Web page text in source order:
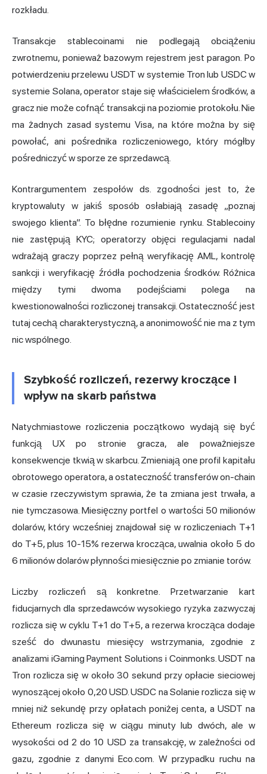
rozkładu.
Transakcje stablecoinami nie podlegają obciążeniu
zwrotnemu, ponieważ bazowym rejestrem jest paragon. Po
potwierdzeniu przelewu USDT w systemie Tron lub USDC w
systemie Solana, operator staje się właścicielem środków, a
gracz nie może cofnąć transakcji na poziomie protokołu. Nie
ma żadnych zasad systemu Visa, na które można by się
powołać, ani pośrednika rozliczeniowego, który mógłby
pośredniczyć w sporze ze sprzedawcą.
Kontrargumentem zespołów ds. zgodności jest to, że
kryptowaluty w jakiś sposób osłabiają zasadę „poznaj
swojego klienta”. To błędne rozumienie rynku. Stablecoiny
nie zastępują KYC; operatorzy objęci regulacjami nadal
wdrażają graczy poprzez pełną weryfikację AML, kontrolę
sankcji i weryfikację źródła pochodzenia środków. Różnica
między tymi dwoma podejściami polega na
kwestionowalności rozliczonej transakcji. Ostateczność jest
tutaj cechą charakterystyczną, a anonimowość nie ma z tym
nic wspólnego.
Szybkość rozliczeń, rezerwy kroczące i
wpływ na skarb państwa
Natychmiastowe rozliczenia początkowo wydają się być
funkcją UX po stronie gracza, ale poważniejsze
konsekwencje tkwią w skarbcu. Zmieniają one profil kapitału
obrotowego operatora, a ostateczność transferów on-chain
w czasie rzeczywistym sprawia, że ta zmiana jest trwała, a
nie tymczasowa. Miesięczny portfel o wartości 50 milionów
dolarów, który wcześniej znajdował się w rozliczeniach T+1
do T+5, plus 10-15% rezerwa krocząca, uwalnia około 5 do
6 milionów dolarów płynności miesięcznie po zmianie torów.
Liczby rozliczeń są konkretne. Przetwarzanie kart
fiducjarnych dla sprzedawców wysokiego ryzyka zazwyczaj
rozlicza się w cyklu T+1 do T+5, a rezerwa krocząca dodaje
sześć do dwunastu miesięcy wstrzymania, zgodnie z
analizami iGaming Payment Solutions i Coinmonks. USDT na
Tron rozlicza się w około 30 sekund przy opłacie sieciowej
wynoszącej około 0,20 USD. USDC na Solanie rozlicza się w
mniej niż sekundę przy opłatach poniżej centa, a USDT na
Ethereum rozlicza się w ciągu minuty lub dwóch, ale w
wysokości od 2 do 10 USD za transakcję, w zależności od
gazu, zgodnie z danymi Eco.com. W przypadku ruchu na